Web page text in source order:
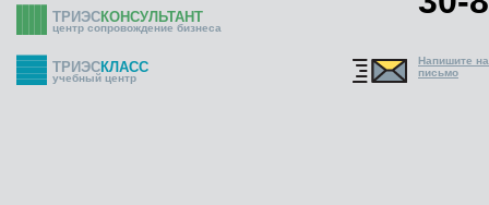
ТРИЭСКОНСУЛЬТАНТ
центр сопровождение бизнеса
ТРИЭСКЛАСС
учебный центр
Напишите
письмо